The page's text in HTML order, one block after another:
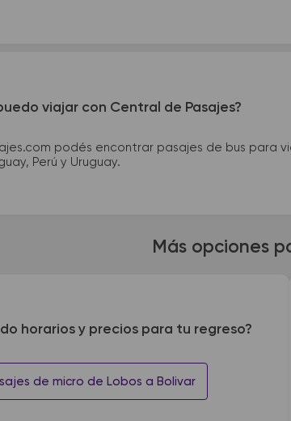
viajar con Central de Pasajes?
podés encontrar pasajes de bus para
Perú y Uruguay.
Más opciones
horarios y precios para tu regreso?
de micro de Lobos a Bolivar